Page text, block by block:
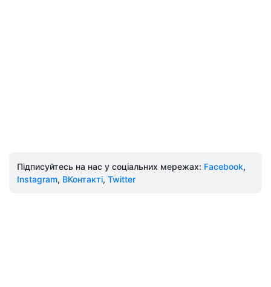
Підписуйтесь на нас у соціальних мережах: Facebook,
Instagram, ВКонтакті, Twitter